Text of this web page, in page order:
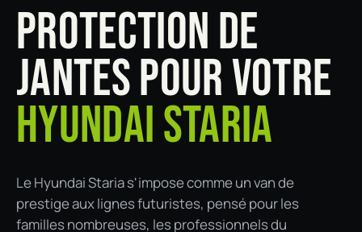
PROTECTION DE
JANTES POUR VOTRE
HYUNDAI STARIA
Le Hyundai Staria s'impose comme un van de
prestige aux lignes futuristes, pensé pour les
familles nombreuses, les professionnels du